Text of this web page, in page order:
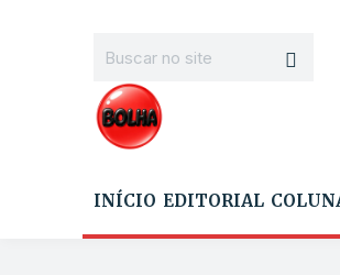
INÍCIO EDITORIAL